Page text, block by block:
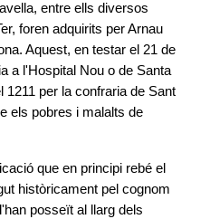
entre ells diversos
foren adquirits per Arnau
Aquest, en testar el 21 de
a l'Hospital Nou o de Santa
1211 per la confraria de Sant
els pobres i malalts de
que en principi rebé el
històricament pel cognom
posseït al llarg dels